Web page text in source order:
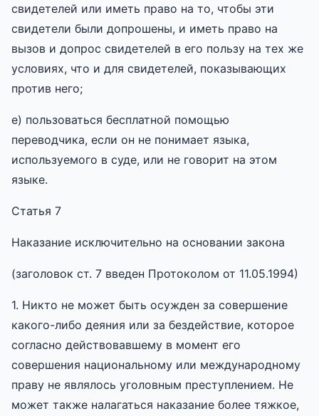
свидетелей или иметь право на то, чтобы эти
свидетели были допрошены, и иметь право на
вызов и допрос свидетелей в его пользу на тех же
условиях, что и для свидетелей, показывающих
против него;
e) пользоваться бесплатной помощью
переводчика, если он не понимает языка,
используемого в суде, или не говорит на этом
языке.
Статья 7
Наказание исключительно на основании закона
(заголовок ст. 7 введен Протоколом от 11.05.1994)
1. Никто не может быть осужден за совершение
какого-либо деяния или за бездействие, которое
согласно действовавшему в момент его
совершения национальному или международному
праву не являлось уголовным преступлением. Не
может также налагаться наказание более тяжкое,